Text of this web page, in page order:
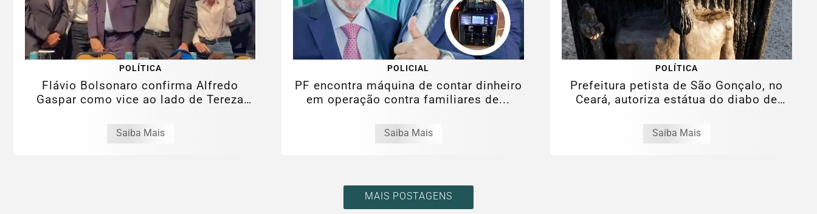
POLÍTICA
Flávio Bolsonaro confirma Alfredo
Gaspar como vice ao lado de Tereza
Saiba Mais
POLICIAL
PF encontra máquina de contar dinheiro
em operação contra familiares de...
Saiba Mais
POLÍTICA
Prefeitura petista de São Gonçalo, no
Ceará, autoriza estátua do diabo de
Saiba Mais
MAIS POSTAGENS